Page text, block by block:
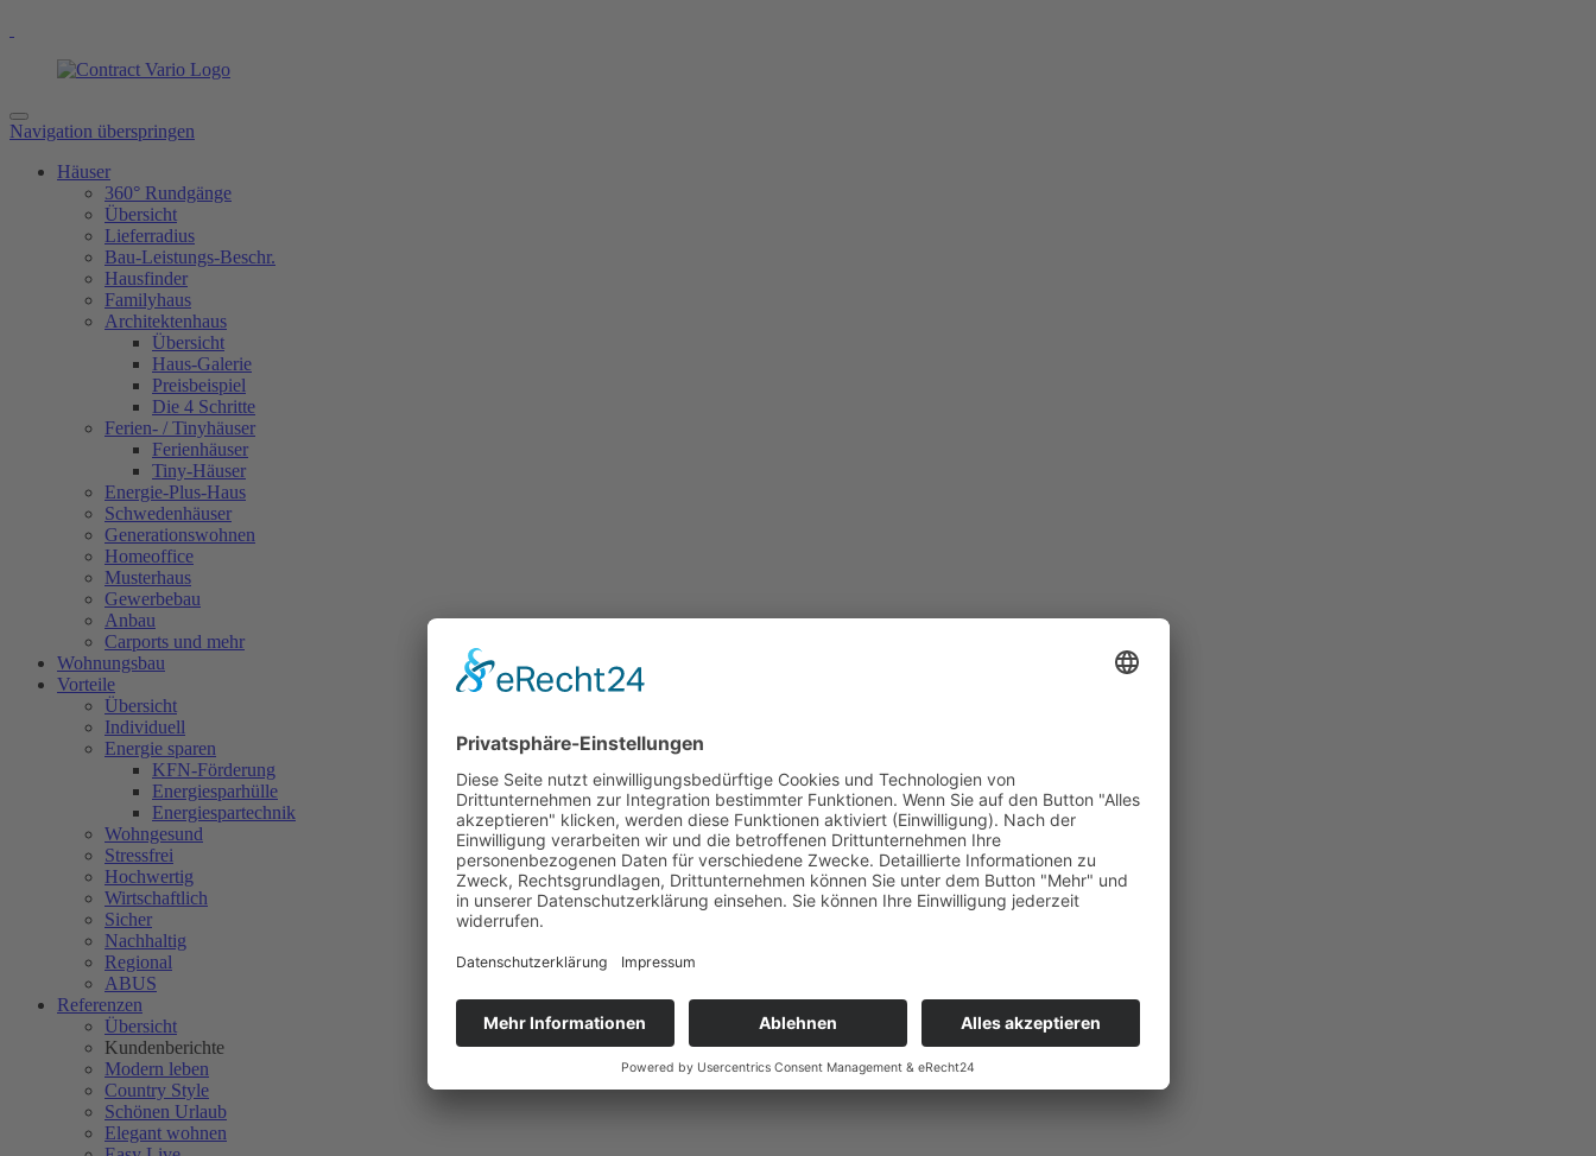
Navigation überspringen
Häuser
360° Rundgänge
Übersicht
Lieferradius
Bau-Leistungs-Beschr.
Hausfinder
Familyhaus
Architektenhaus
Übersicht
Haus-Galerie
Preisbeispiel
Die 4 Schritte
Ferien- / Tinyhäuser
Ferienhäuser
Tiny-Häuser
Energie-Plus-Haus
Schwedenhäuser
Generationswohnen
Homeoffice
Musterhaus
Gewerbebau
Anbau
Carports und mehr
Wohnungsbau
Vorteile
Übersicht
Individuell
Energie sparen
KFN-Förderung
Energiesparhülle
Energiespartechnik
Wohngesund
Stressfrei
Hochwertig
Wirtschaftlich
Sicher
Nachhaltig
Regional
ABUS
Referenzen
Übersicht
Kundenberichte
Modern leben
Country Style
Schönen Urlaub
Elegant wohnen